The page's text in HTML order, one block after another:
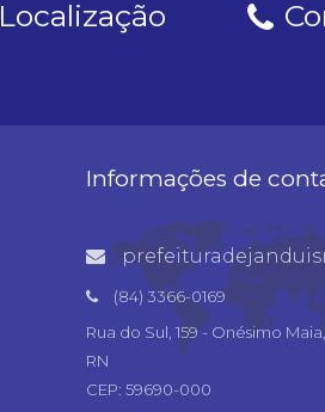
Localização
Informações de
(84) 3366-0169
Rua do Sul, 159 - Onésimo
RN
CEP: 59690-000